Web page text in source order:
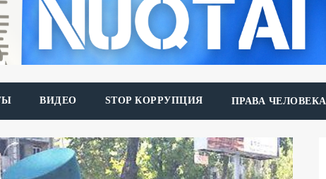
ВИДЕО STOP КОРРУПЦИЯ ПРАВА ЧЕЛОВЕКА